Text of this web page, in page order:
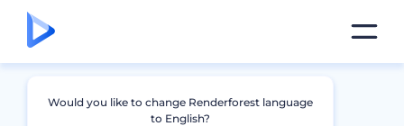
Would you like to change Renderforest language
to English?